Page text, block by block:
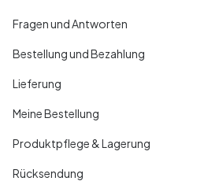
Fragen und Antworten
Bestellung und Bezahlung
Lieferung
Meine Bestellung
Produktpflege & Lagerung
Rücksendung